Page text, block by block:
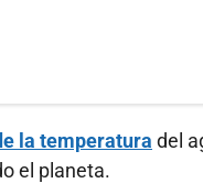
la temperatura del
el planeta.